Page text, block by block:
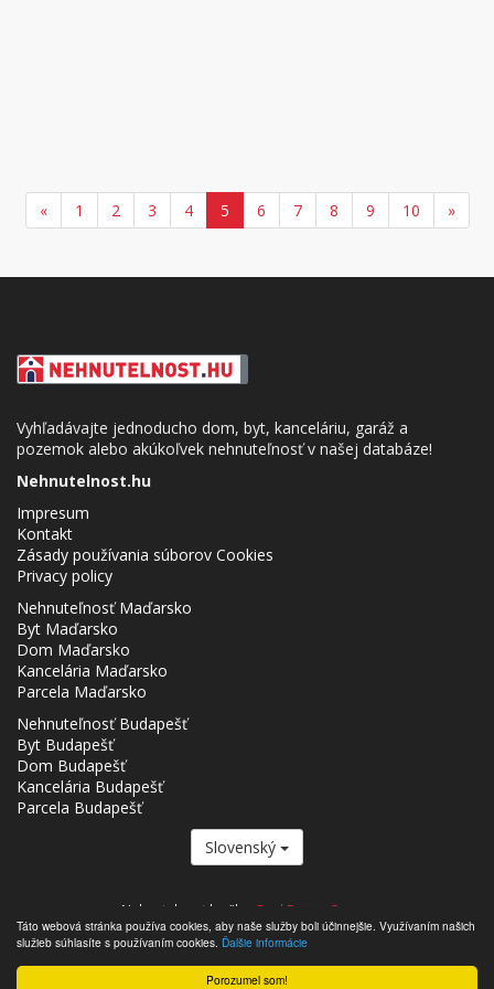
Porozumel som!
Táto webová stránka používa cookies, aby naše služby boli účinnejšie. Využívaním našich
služieb súhlasíte s používaním cookies. Ďalšie informácie
« 1 2 3 4 5 6 7 8 9 10 »
Vyhľadávajte jednoducho dom, byt, kanceláriu, garáž a
pozemok alebo akúkoľvek nehnuteľnosť v našej databáze!
Nehnutelnost.hu
Impresum
Kontakt
Zásady používania súborov Cookies
Privacy policy
Nehnuteľnosť Maďarsko
Byt Maďarsko
Dom Maďarsko
Kancelária Maďarsko
Parcela Maďarsko
Nehnuteľnosť Budapešť
Byt Budapešť
Dom Budapešť
Kancelária Budapešť
Parcela Budapešť
Slovenský
Nehnutelnost.hu člen Real Estate Group.
- Nehnutelnost.hu © 2026 Všetky práva vyhradené